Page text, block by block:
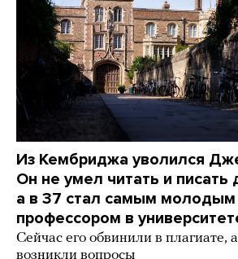
Из Кембриджа уволился
Он не умел читать и писать
а в 37 стал самым
профессором в
Сейчас его обвинили в плагиате,
возникли вопросы